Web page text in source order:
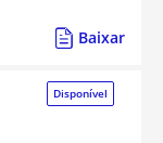
Baixar
Disponível